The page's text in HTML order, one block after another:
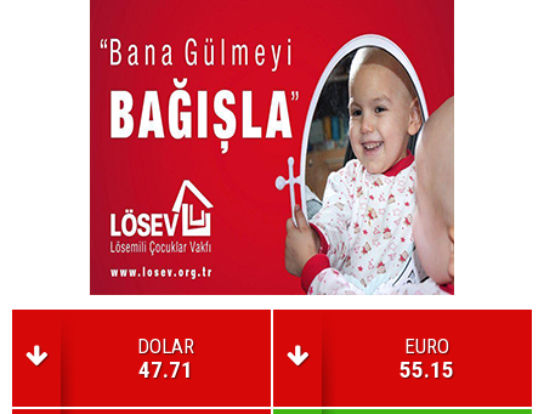
DOLAR
47.71
EURO
55.15